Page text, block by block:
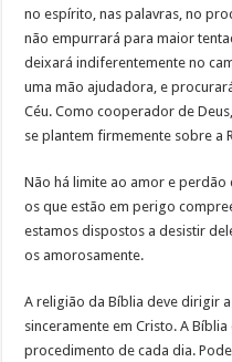
no espírito, nas palavras, no
não empurrará para maior
deixará indiferentemente no
uma mão ajudadora, e
Céu. Como cooperador de
se plantem firmemente sobre a
Não há limite ao amor e
os que estão em perigo
estamos dispostos a desistir
os amorosamente.
A religião da Bíblia deve dirigir
sinceramente em Cristo. A
procedimento de cada dia.